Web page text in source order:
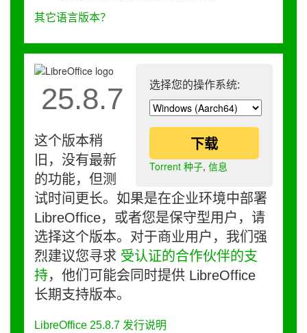
其它语言版本？
选择您的操作系统:
下载
Torrent 种子, 信息
25.8.7
这个版本稍
旧，没有最新
的功能，但测
试时间更长。如果是在企业环境中部署
LibreOffice，或者您是保守型用户，请
选择这个版本。对于商业用户，我们强
烈建议您寻求 受认证的合作伙伴的支
持，他们可能会同时提供 LibreOffice
长期支持版本。
LibreOffice 25.8.7 发行说明